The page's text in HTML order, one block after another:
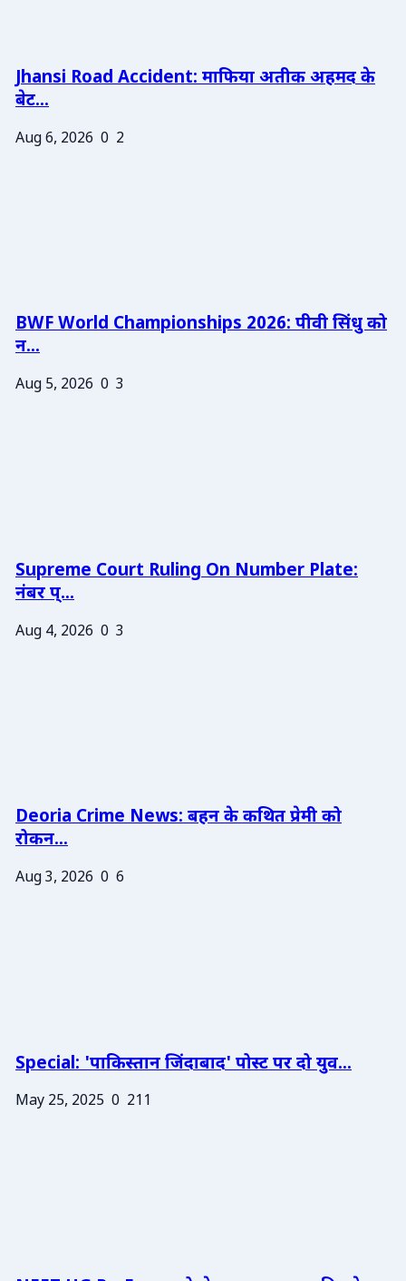
Jhansi Road Accident: माफिया अतीक अहमद के
बेट...
Aug 6, 2026 0 2
BWF World Championships 2026: पीवी सिंधु को
न...
Aug 5, 2026 0 3
Supreme Court Ruling On Number Plate:
नंबर प्...
Aug 4, 2026 0 3
Deoria Crime News: बहन के कथित प्रेमी को
रोकन...
Aug 3, 2026 0 6
Special: 'पाकिस्तान जिंदाबाद' पोस्ट पर दो युव...
May 25, 2025 0 211